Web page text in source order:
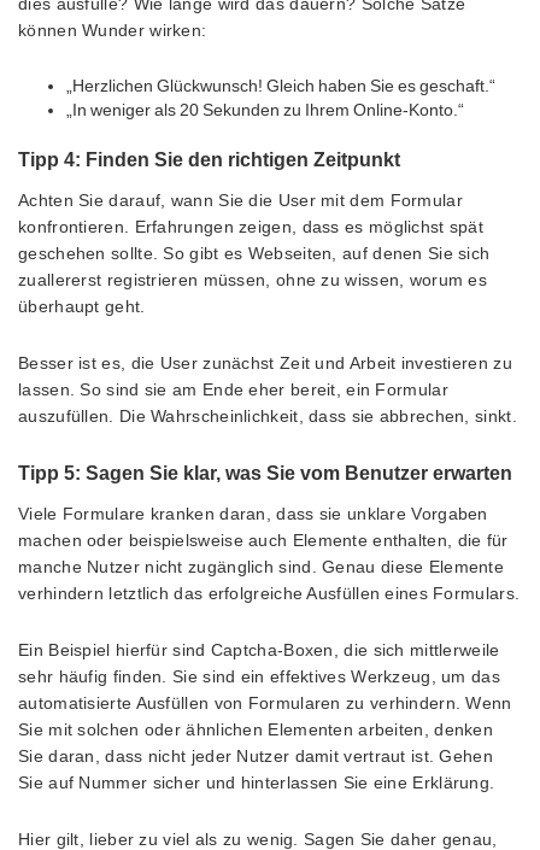
können Wunder wirken:
„Herzlichen Glückwunsch! Gleich haben Sie es geschaft.“
„In weniger als 20 Sekunden zu Ihrem Online-Konto.“
Tipp 4: Finden Sie den richtigen Zeitpunkt
Achten Sie darauf, wann Sie die User mit dem Formular
konfrontieren. Erfahrungen zeigen, dass es möglichst spät
geschehen sollte. So gibt es Webseiten, auf denen Sie sich
zuallererst registrieren müssen, ohne zu wissen, worum es
überhaupt geht.
Besser ist es, die User zunächst Zeit und Arbeit investieren zu
lassen. So sind sie am Ende eher bereit, ein Formular
auszufüllen. Die Wahrscheinlichkeit, dass sie abbrechen, sinkt.
Tipp 5: Sagen Sie klar, was Sie vom Benutzer erwarten
Viele Formulare kranken daran, dass sie unklare Vorgaben
machen oder beispielsweise auch Elemente enthalten, die für
manche Nutzer nicht zugänglich sind. Genau diese Elemente
verhindern letztlich das erfolgreiche Ausfüllen eines Formulars.
Ein Beispiel hierfür sind Captcha-Boxen, die sich mittlerweile
sehr häufig finden. Sie sind ein effektives Werkzeug, um das
automatisierte Ausfüllen von Formularen zu verhindern. Wenn
Sie mit solchen oder ähnlichen Elementen arbeiten, denken
Sie daran, dass nicht jeder Nutzer damit vertraut ist. Gehen
Sie auf Nummer sicher und hinterlassen Sie eine Erklärung.
Hier gilt, lieber zu viel als zu wenig. Sagen Sie daher genau,